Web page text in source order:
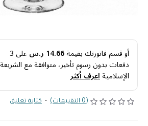
أو قسم فاتورتك بقيمة14.66 ر.س على3
دفعات بدون رسوم تأخير، متوافقة مع الشريعة
الإسلاميةاعرف أكثر
(0 التقييمات) - كتابة تعليق